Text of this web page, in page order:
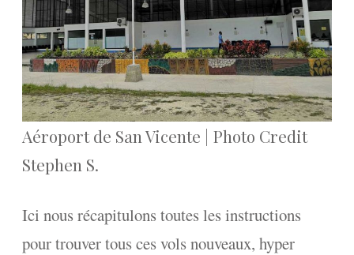
Aéroport de San Vicente | Photo Credit
Stephen S.
Ici nous récapitulons toutes les instructions
pour trouver tous ces vols nouveaux, hyper